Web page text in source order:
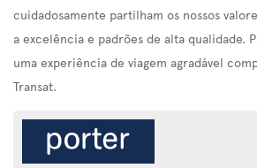
cuidadosamente partilham os nossos
a excelência e padrões de alta qualidade.
uma experiência de viagem agradável
Transat.